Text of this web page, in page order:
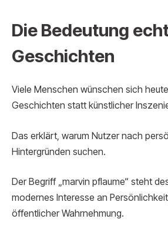
Die Bedeutung
Geschichten
Viele Menschen wünschen sich
Geschichten statt künstlicher
Das erklärt, warum Nutzer nach
Hintergründen suchen.
Der Begriff „marvin pflaume“ steht
modernes Interesse an
öffentlicher Wahrnehmung.